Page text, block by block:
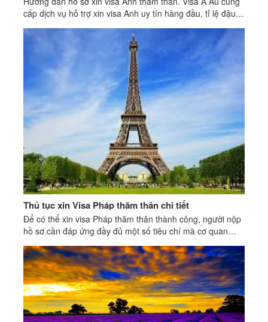
cấp dịch vụ hỗ trợ xin visa Anh uy tín hàng đầu, tỉ lệ đậu
Thủ tục xin Visa Pháp thăm thân chi tiết
Để có thể xin visa Pháp thăm thân thành công, người nộp
hồ sơ cần đáp ứng đầy đủ một số tiêu chí mà cơ quan
Lãnh sự Pháp quy định.